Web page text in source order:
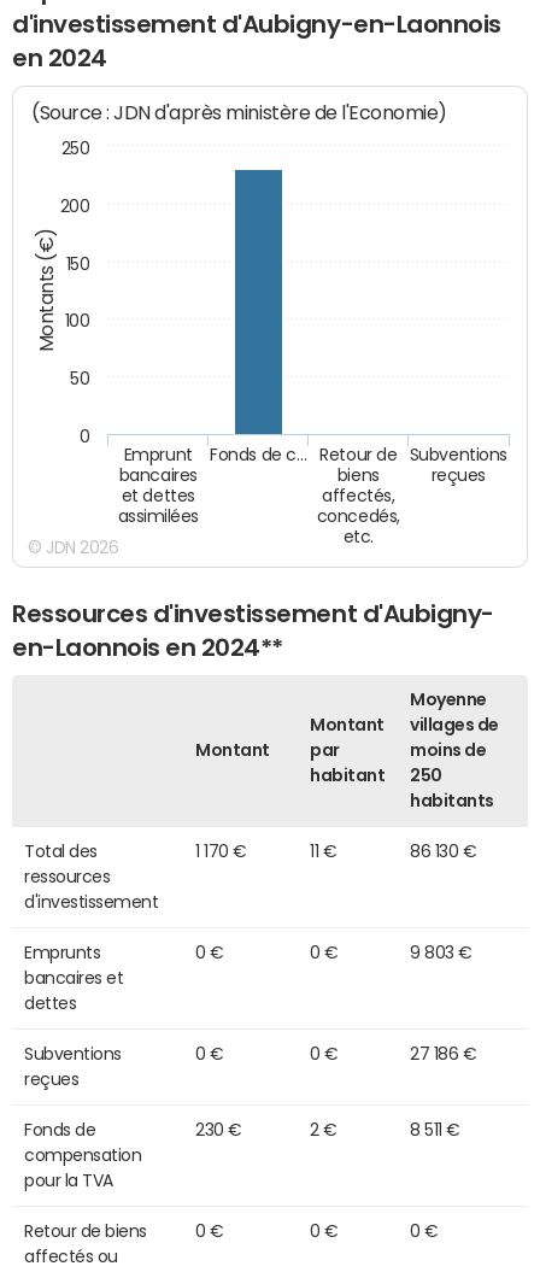
d'investissement d'Aubigny-en-Laonnois
en 2024
Montants (€)
(Source : JDN d'après ministère de l'Economie)
Emprunt
bancaires
et dettes
assimilées
Fonds de c…
Retour de
biens
affectés,
concedés,
etc.
Subventions
reçues
0
50
100
150
200
250
© JDN 2026
Ressources d'investissement d'Aubigny-
en-Laonnois en 2024**
Montant
Montant
par
habitant
Moyenne
villages de
moins de
250
habitants
Total des
ressources
d'investissement
1 170 € 11 € 86 130 €
Emprunts
bancaires et
dettes
0 € 0 € 9 803 €
Subventions
reçues
0 € 0 € 27 186 €
Fonds de
compensation
pour la TVA
230 € 2 € 8 511 €
Retour de biens
affectés ou
0 € 0 € 0 €